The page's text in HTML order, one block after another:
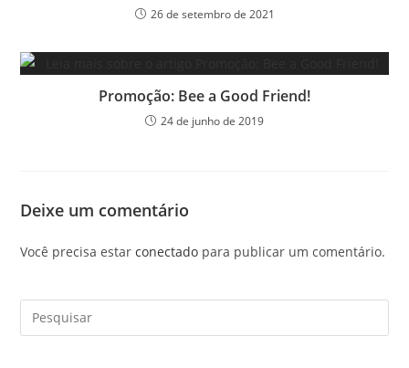
26 de setembro de 2021
Promoção: Bee a Good Friend!
24 de junho de 2019
Deixe um comentário
Você precisa estarconectado para publicar um comentário.